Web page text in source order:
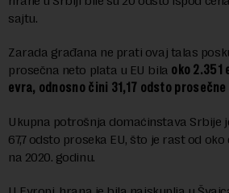
sajtu.
Zarada građana ne prati ovaj talas
prosečna neto plata u EU bila oko 2.351
evra, odnosno čini 31,17 odsto prosečne
Ukupna potrošnja domaćinstava Srbije
67,7 odsto proseka EU, što je rast od
na 2020. godinu.